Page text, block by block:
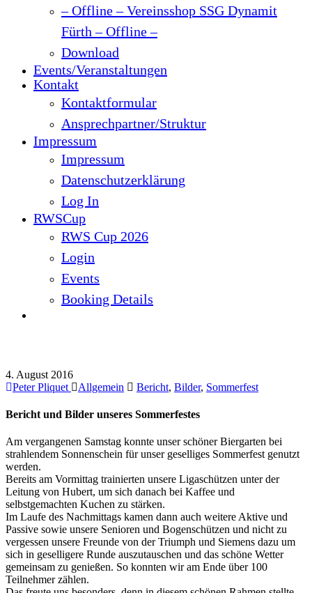
– Offline – Vereinsshop SSG Dynamit
Fürth – Offline –
Download
Events/Veranstaltungen
Kontakt
Kontaktformular
Ansprechpartner/Struktur
Impressum
Impressum
Datenschutzerklärung
Log In
RWSCup
RWS Cup 2026
Login
Events
Booking Details
4. August 2016
Peter Pliquet
Allgemein Bericht, Bilder, Sommerfest
Bericht und Bilder unseres Sommerfestes
Am vergangenen Samstag konnte unser schöner Biergarten bei
strahlendem Sonnenschein für unser geselliges Sommerfest genutzt
werden.
Bereits am Vormittag trainierten unsere Ligaschützen unter der
Leitung von Hubert, um sich danach bei Kaffee und
selbstgemachten Kuchen zu stärken.
Im Laufe des Nachmittags kamen dann auch weitere Aktive und
Passive sowie unsere Senioren und Bogenschützen und nicht zu
vergessen unsere Freunde von der Triumph und Siemens dazu um
sich in geselligere Runde auszutauschen und das schöne Wetter
gemeinsam zu genießen. So konnten wir am Ende über 100
Teilnehmer zählen.